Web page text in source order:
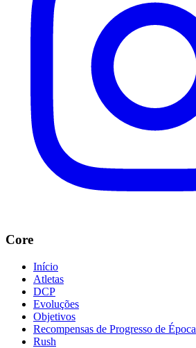
Core
Início
Atletas
DCP
Evoluções
Objetivos
Recompensas de Progresso de Época
Rush